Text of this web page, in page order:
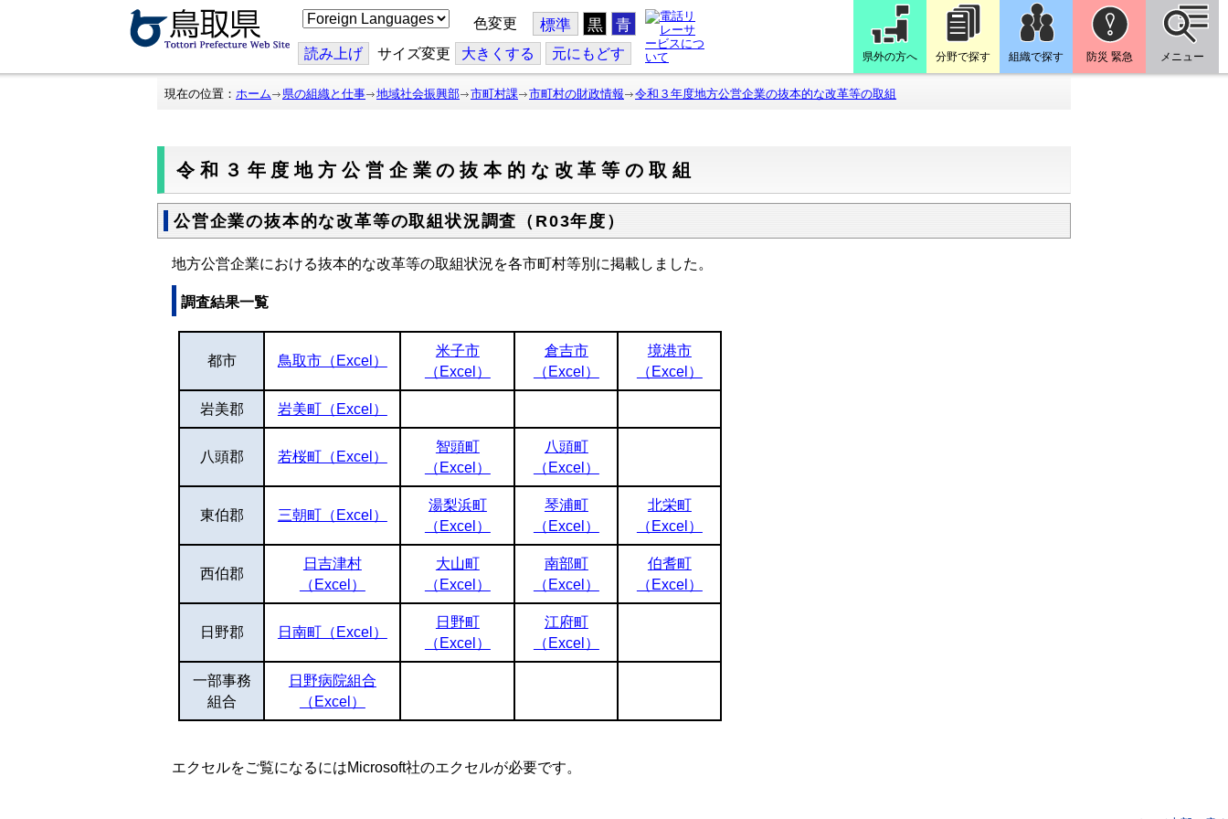
こ
の
ジ
を
翻
色変更 標準 黒 青
読み上げ サイズ変更 大きくする 元にもどす 県外の方へ 分野で探す 組織で探す 防災 緊急 メニュー
現在の位置： ホーム 県の組織と仕事 地域社会振興部 市町村課 市町村の財政情報 令和３年度地方公営企業の抜本的な改革等の取組
令和３年度地方公営企業の抜本的な改革等の取組
公営企業の抜本的な改革等の取組状況調査（R03年度）
地方公営企業における抜本的な改革等の取組状況を各市町村等別に掲載しました。
調査結果一覧
都市 鳥取市（Excel）
米子市
（Excel）
倉吉市
（Excel）
境港市
（Excel）
岩美郡 岩美町（Excel）
八頭郡 若桜町（Excel）
智頭町
（Excel）
八頭町
（Excel）
東伯郡 三朝町（Excel）
湯梨浜町
（Excel）
琴浦町
（Excel）
北栄町
（Excel）
西伯郡
日吉津村
（Excel）
大山町
（Excel）
南部町
（Excel）
伯耆町
（Excel）
日野郡 日南町（Excel）
日野町
（Excel）
江府町
（Excel）
一部事務
組合
日野病院組合
（Excel）
エクセルをご覧になるにはMicrosoft社のエクセルが必要です。